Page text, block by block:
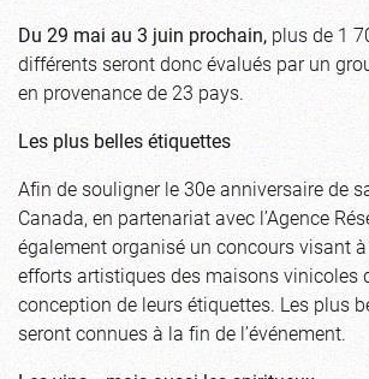
Du 29 mai au 3 juin prochain,plus de 1
différents seront donc évalués par un
en provenance de 23 pays.
Les plus belles étiquettes
Afin de souligner le 30e anniversaire de
Canada, en partenariat avec l’Agence
également organisé un concours visant
efforts artistiques des maisons vinicoles
conception de leurs étiquettes. Les plus
seront connues à la fin de l’événement.